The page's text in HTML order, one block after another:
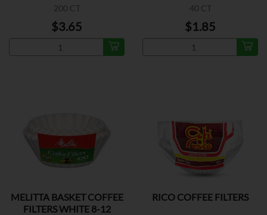
200 CT
$3.65
40 CT
$1.85
MELITTA BASKET COFFEE
FILTERS WHITE 8-12
RICO COFFEE FILTERS